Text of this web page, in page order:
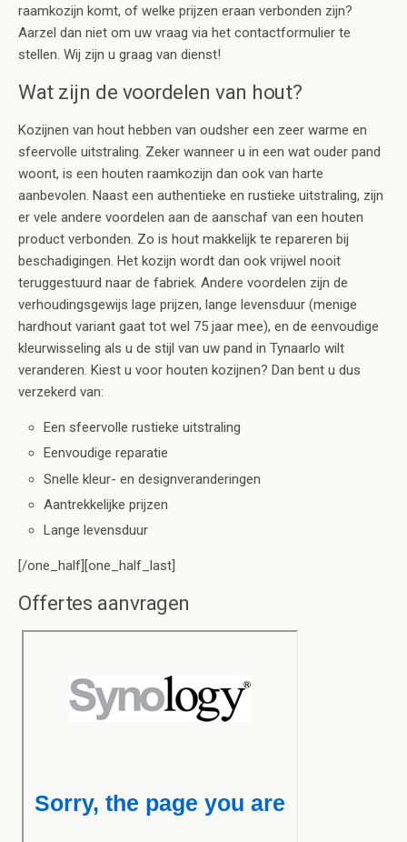
raamkozijn komt, of welke prijzen eraan verbonden zijn?
Aarzel dan niet om uw vraag via het contactformulier te
stellen. Wij zijn u graag van dienst!
Wat zijn de voordelen van hout?
Kozijnen van hout hebben van oudsher een zeer warme en
sfeervolle uitstraling. Zeker wanneer u in een wat ouder pand
woont, is een houten raamkozijn dan ook van harte
aanbevolen. Naast een authentieke en rustieke uitstraling, zijn
er vele andere voordelen aan de aanschaf van een houten
product verbonden. Zo is hout makkelijk te repareren bij
beschadigingen. Het kozijn wordt dan ook vrijwel nooit
teruggestuurd naar de fabriek. Andere voordelen zijn de
verhoudingsgewijs lage prijzen, lange levensduur (menige
hardhout variant gaat tot wel 75 jaar mee), en de eenvoudige
kleurwisseling als u de stijl van uw pand in Tynaarlo wilt
veranderen. Kiest u voor houten kozijnen? Dan bent u dus
verzekerd van:
Een sfeervolle rustieke uitstraling
Eenvoudige reparatie
Snelle kleur- en designveranderingen
Aantrekkelijke prijzen
Lange levensduur
[/one_half][one_half_last]
Offertes aanvragen